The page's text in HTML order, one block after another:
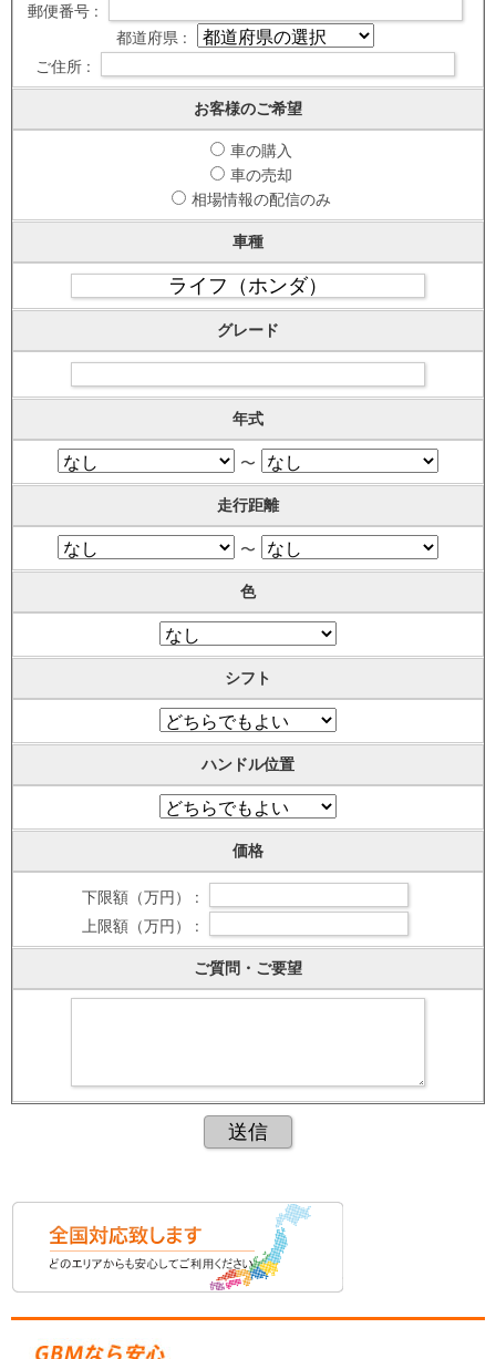
郵便番号 :
都道府県 :
ご住所 :
お客様のご希望
車の購入
車の売却
相場情報の配信のみ
車種
グレード
年式
〜
走行距離
〜
色
シフト
ハンドル位置
価格
下限額（万円） :
上限額（万円） :
ご質問・ご要望